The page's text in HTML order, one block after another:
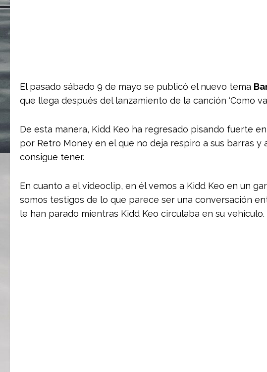
El pasado sábado 9 de mayo se publicó el nuevo tema
que llega después del lanzamiento de la canción ‘Como
De esta manera, Kidd Keo ha regresado pisando fuerte
por Retro Money en el que no deja respiro a sus barras
consigue tener.
En cuanto a el videoclip, en él vemos a Kidd Keo en un
somos testigos de lo que parece ser una conversación
le han parado mientras Kidd Keo circulaba en su vehículo.